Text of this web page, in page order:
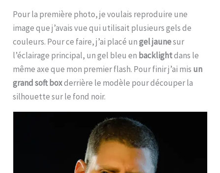
Pour la première photo, je voulais reproduire une
image que j’avais vue qui utilisait plusieurs gels de
couleurs. Pour ce faire, j’ai placé ungel jaunesur
l’éclairage principal, un gel bleu en backlightdans le
même axe que mon premier flash. Pour finir j’ai mis un
grand soft boxderrière le modèle pour découper la
silhouette sur le fond noir.